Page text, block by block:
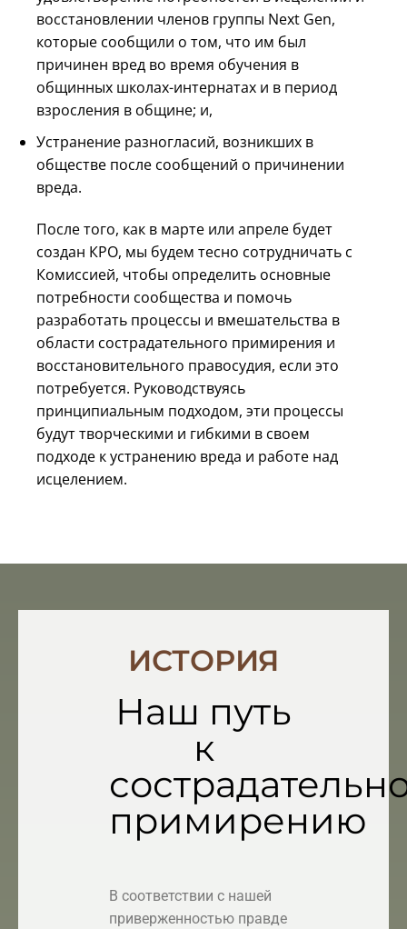
восстановлении членов группы Next Gen,
которые сообщили о том, что им был
причинен вред во время обучения в
общинных школах-интернатах и в период
взросления в общине; и,
Устранение разногласий, возникших в
обществе после сообщений о причинении
вреда.
После того, как в марте или апреле будет
создан КРО, мы будем тесно сотрудничать с
Комиссией, чтобы определить основные
потребности сообщества и помочь
разработать процессы и вмешательства в
области сострадательного примирения и
восстановительного правосудия, если это
потребуется. Руководствуясь
принципиальным подходом, эти процессы
будут творческими и гибкими в своем
подходе к устранению вреда и работе над
исцелением.
ИСТОРИЯ
Наш путь
к
примирению
В соответствии с нашей
приверженностью правде